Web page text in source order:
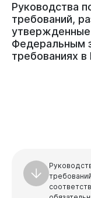
Руководства
требований,
утвержденные
Федеральным
требованиях в